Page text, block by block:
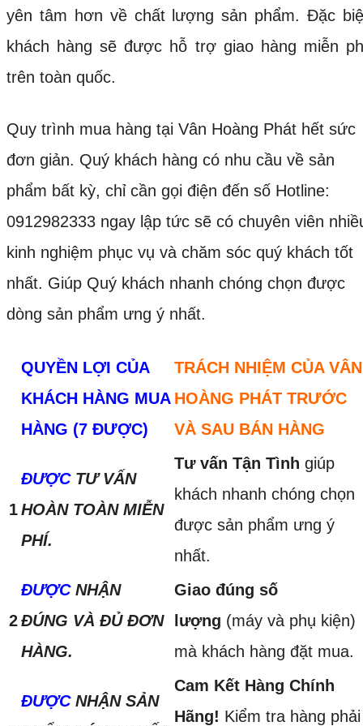
yên tâm hơn về chất lượng sản phẩm. Đặc
khách hàng sẽ được hỗ trợ giao hàng miễn
trên toàn quốc.
Quy trình mua hàng tại Vân Hoàng Phát hết sức
đơn giản. Quý khách hàng có nhu cầu về sản
phẩm bất kỳ, chỉ cần gọi điện đến số Hotline:
0912982333 ngay lập tức sẽ có chuyên viên
kinh nghiệm phục vụ và chăm sóc quý khách tốt
nhất. Giúp Quý khách nhanh chóng chọn được
dòng sản phẩm ưng ý nhất.
QUYỀN LỢI CỦA
KHÁCH HÀNG MUA
HÀNG (7 ĐƯỢC)
TRÁCH NHIỆM CỦA VÂN
HOÀNG PHÁT TRƯỚC
VÀ SAU BÁN HÀNG
1
ĐƯỢCTƯ VẤN
HOÀN TOÀN MIỄN
PHÍ.
Tư vấn Tận Tình giúp
khách nhanh chóng chọn
được sản phẩm ưng ý
nhất.
2
ĐƯỢCNHẬN
ĐÚNG VÀ ĐỦ ĐƠN
HÀNG.
Giao đúng số
lượng (máy và phụ kiện)
mà khách hàng đặt mua.
ĐƯỢCNHẬN SẢN
Cam Kết Hàng Chính
Hãng! Kiểm tra hàng phải